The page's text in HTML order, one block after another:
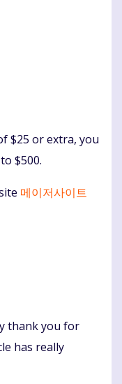
$25 or extra, you
$500.
메이저사이트
thank you for
has really